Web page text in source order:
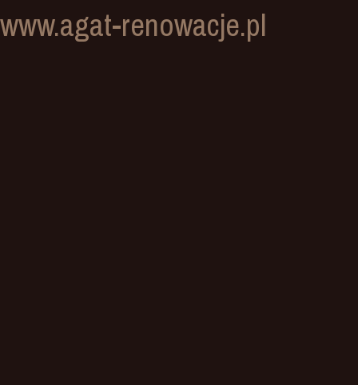
www.agat-renowacje.pl